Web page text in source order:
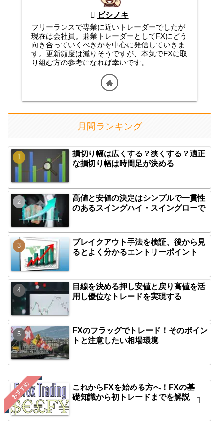
ビシノキ
フリーランスで専業に近いトレーダーでしたが
現在は会社員。兼業トレーダーとしてFXにどう
向き合っていくべきかを中心に発信していきま
す。更新頻度は減りそうですが、本気でFXに取
り組む方の参考になれば幸いです。
月間ランキング
損切り幅は広くする？狭くする？適正
な損切り幅は時間足が決める
高値と安値の決定はシンプルで一貫性
のあるスイングハイ・スイングローで
ブレイクアウト手法を検証、後から見
るとよく分かるエントリーポイント
目線を決める押し安値と戻り高値を活
用し優位なトレードを実現する
FXのフラッグでトレード！そのポイン
トと注意したい相場環境
おすすめ
これからFXを始める方へ！FXの基
礎知識から初トレードまでを解説